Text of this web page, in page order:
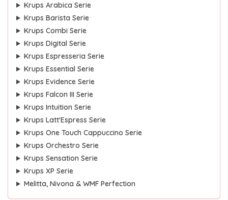
Krups Arabica Serie
Krups Barista Serie
Krups Combi Serie
Krups Digital Serie
Krups Espresseria Serie
Krups Essential Serie
Krups Evidence Serie
Krups Falcon III Serie
Krups Intuition Serie
Krups Latt'Espress Serie
Krups One Touch Cappuccino Serie
Krups Orchestro Serie
Krups Sensation Serie
Krups XP Serie
Melitta, Nivona & WMF Perfection